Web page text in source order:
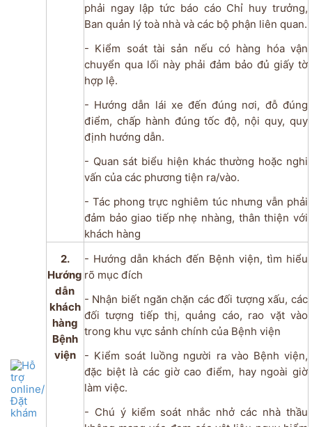
phải ngay lập tức báo cáo Chỉ huy trưởng,
Ban quản lý toà nhà và các bộ phận liên quan.
- Kiểm soát tài sản nếu có hàng hóa vận
chuyển qua lối này phải đảm bảo đủ giấy tờ
hợp lệ.
- Hướng dẫn lái xe đến đúng nơi, đỗ đúng
điểm, chấp hành đúng tốc độ, nội quy, quy
định hướng dẫn.
- Quan sát biểu hiện khác thường hoặc nghi
vấn của các phương tiện ra/vào.
- Tác phong trực nghiêm túc nhưng vẫn phải
đảm bảo giao tiếp nhẹ nhàng, thân thiện với
khách hàng
2.
Hướng
dẫn
khách
hàng
Bệnh
viện
- Hướng dẫn khách đến Bệnh viện, tìm hiểu
rõ mục đích
- Nhận biết ngăn chặn các đối tượng xấu, các
đối tượng tiếp thị, quảng cáo, rao vặt vào
trong khu vực sảnh chính của Bệnh viện
- Kiểm soát luồng người ra vào Bệnh viện,
đặc biệt là các giờ cao điểm, hay ngoài giờ
làm việc.
- Chú ý kiểm soát nhắc nhở các nhà thầu